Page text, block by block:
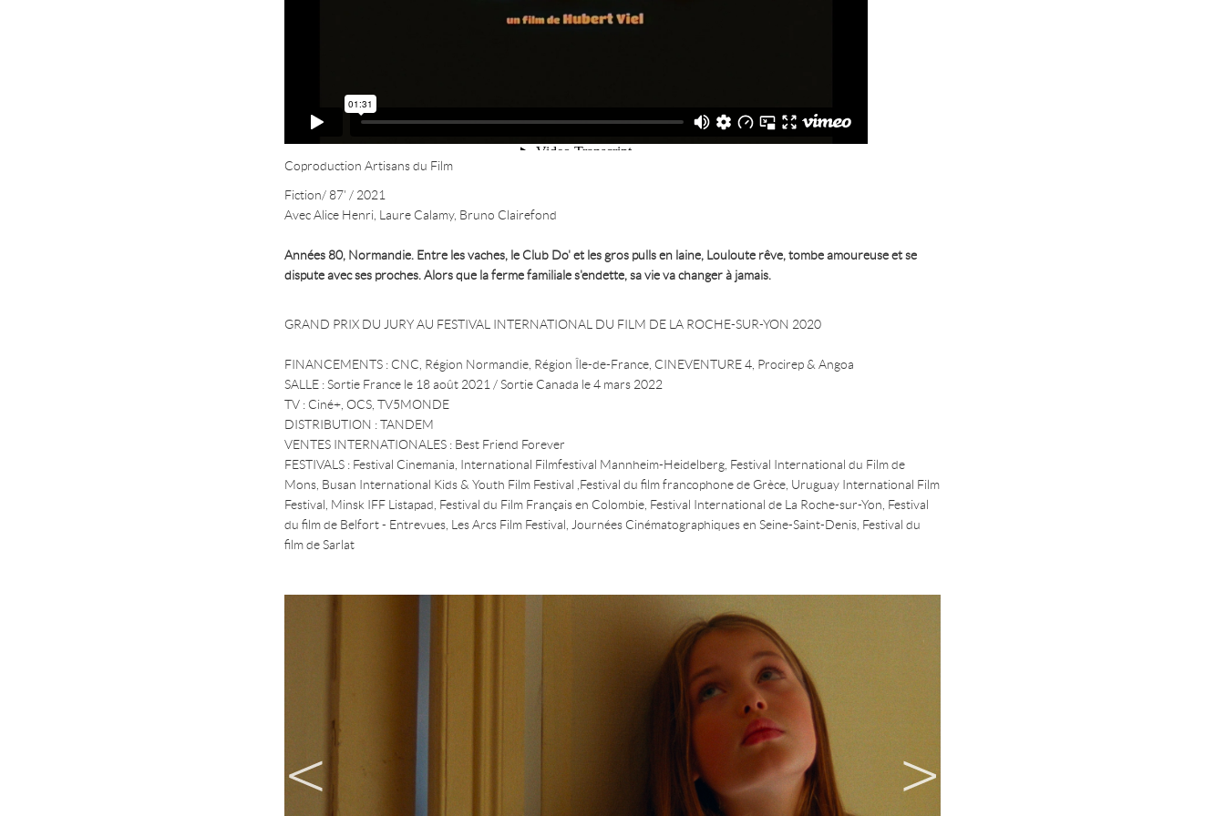
Coproduction Artisans du Film
Fiction/ 87' / 2021
Avec Alice Henri, Laure Calamy, Bruno Clairefond
Années 80, Normandie. Entre les vaches, le Club Do' et les gros pulls en laine, Louloute rêve, tombe amoureuse et se
dispute avec ses proches. Alors que la ferme familiale s'endette, sa vie va changer à jamais.
GRAND PRIX DU JURY AU FESTIVAL INTERNATIONAL DU FILM DE LA ROCHE-SUR-YON 2020
FINANCEMENTS : CNC, Région Normandie, Région Île-de-France, CINEVENTURE 4, Procirep & Angoa
SALLE : Sortie France le 18 août 2021 / Sortie Canada le 4 mars 2022
TV : Ciné+, OCS, TV5MONDE
DISTRIBUTION : TANDEM
VENTES INTERNATIONALES : Best Friend Forever
FESTIVALS : Festival Cinemania, International Filmfestival Mannheim-Heidelberg, Festival International du Film de
Mons, Busan International Kids & Youth Film Festival ,Festival du film francophone de Grèce, Uruguay International Film
Festival, Minsk IFF Listapad, Festival du Film Français en Colombie, Festival International de La Roche-sur-Yon, Festival
du film de Belfort - Entrevues, Les Arcs Film Festival, Journées Cinématographiques en Seine-Saint-Denis, Festival du
film de Sarlat